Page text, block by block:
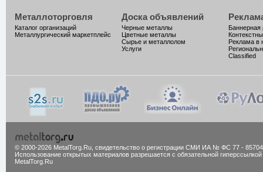
Металлоторговля
Каталог организаций
Металлургический маркетплейс
Доска объявлений
Черные металлы
Цветные металлы
Сырье и металлолом
Услуги
Баннерная
Реклама в
Classified
© 2000-2026 MetalTorg.Ru, cвидетельство о регистрации СМИ ИА № ФС 77 - 85704
Использование открытых материалов разрешается с обязательной гиперссылкой
MetalTorg.Ru